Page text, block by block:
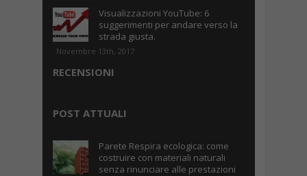
Visualizzazioni YouTube: 6
suggerimenti per andare verso la
strada giusta.
Novembre 13th, 2017
RECENSIONI
POST ATTUALI
Parete Respira ecologica: come
costruire con materiali naturali
senza rinunciare alle prestazioni